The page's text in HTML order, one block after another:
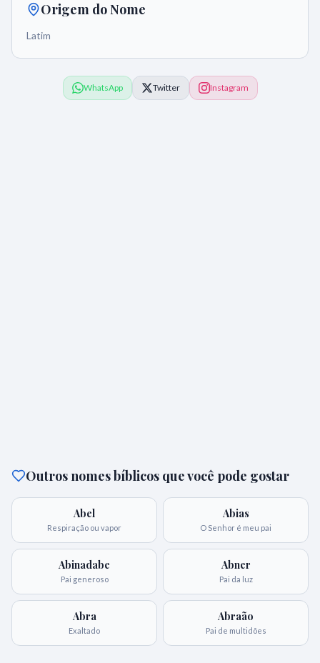
Origem do Nome
Latim
WhatsApp Twitter Instagram
Outros nomes bíblicos que você pode gostar
Abel
Respiração ou vapor
Abias
O Senhor é meu pai
Abinadabe
Pai generoso
Abner
Pai da luz
Abra
Exaltado
Abraão
Pai de multidões